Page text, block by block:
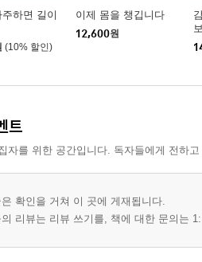
하면 길이
(10% 할인)
이제 몸을 챙깁니다
12,600원
트
자를 위한 공간입니다. 독자들에게 전하
확인을 거쳐 이 곳에 게재됩니다.
리뷰는 리뷰 쓰기를, 책에 대한 문의는